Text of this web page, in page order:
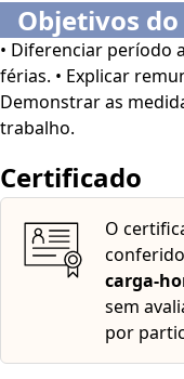
Objetivos
• Diferenciar período
férias. • Explicar
Demonstrar as
trabalho.
Certificado
O
carga-
sem
por